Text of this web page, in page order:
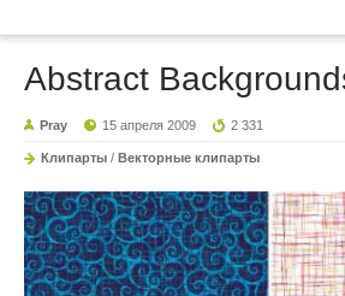
Abstract
Pray 15 апреля 2009 2 331
Клипарты / Векторные клипарты